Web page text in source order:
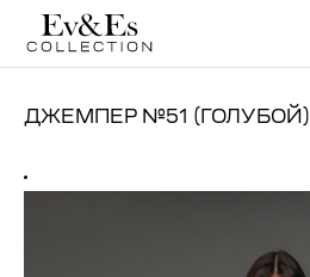
ДЖЕМПЕР №51 (ГОЛУБОЙ)